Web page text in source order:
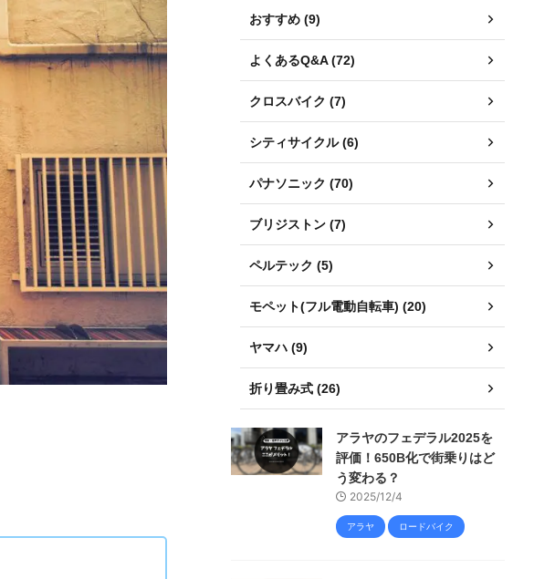
おすすめ (9)
よくあるQ&A (72)
クロスバイク (7)
シティサイクル (6)
パナソニック (70)
ブリジストン (7)
ペルテック (5)
モペット(フル電動自転車) (20)
ヤマハ (9)
折り畳み式 (26)
アラヤのフェデラル2025を
評価！650B化で街乗りはど
う変わる？
2025/12/4
アラヤ ロードバイク